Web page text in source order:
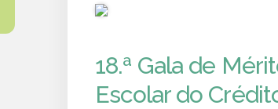
18.ª Gala de
Escolar do